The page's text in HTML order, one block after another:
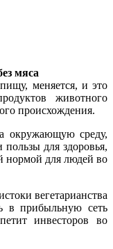
мяса
меняется, и это
животного
происхождения.
окружающую среду,
для здоровья,
нормой для людей во
вегетарианства
в прибыльную сеть
инвесторов во